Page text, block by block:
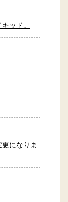
ッド。
になりま